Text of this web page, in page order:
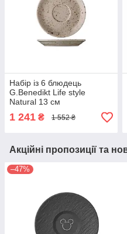
Набір із 6 блюдець
G.Benedikt Life style
Natural 13 см
1 241 ₴ 1 552 ₴
Акційні пропозиції та
–47%